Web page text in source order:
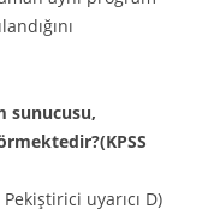
sunucusu,
uyarıcı D)